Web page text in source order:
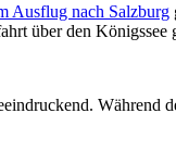
Ausflug nach Salzburg
über den Königssee
Während